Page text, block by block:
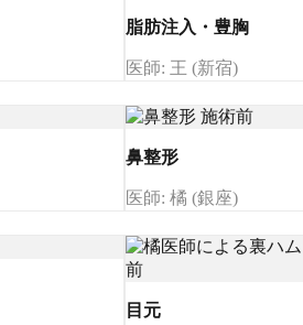
脂肪注入・豊胸
医師: 王 (新宿)
鼻整形
医師: 橘 (銀座)
目元